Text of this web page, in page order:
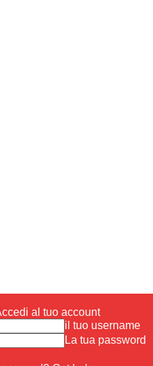
al tuo account
il tuo username
La tua password